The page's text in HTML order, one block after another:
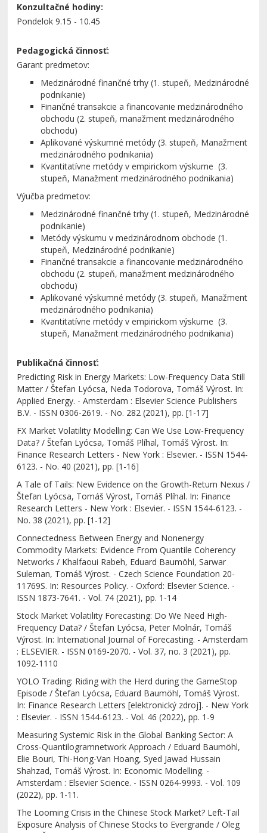
Konzultačné hodiny:
Pondelok 9.15 - 10.45
Pedagogická činnosť:
Garant predmetov:
Medzinárodné finančné trhy (1. stupeň, Medzinárodné
podnikanie)
Finančné transakcie a financovanie medzinárodného
obchodu (2. stupeň, manažment medzinárodného
obchodu)
Aplikované výskumné metódy (3. stupeň, Manažment
medzinárodného podnikania)
Kvantitatívne metódy v empirickom výskume (3.
stupeň, Manažment medzinárodného podnikania)
Výučba predmetov:
Medzinárodné finančné trhy (1. stupeň, Medzinárodné
podnikanie)
Metódy výskumu v medzinárodnom obchode (1.
stupeň, Medzinárodné podnikanie)
Finančné transakcie a financovanie medzinárodného
obchodu (2. stupeň, manažment medzinárodného
obchodu)
Aplikované výskumné metódy (3. stupeň, Manažment
medzinárodného podnikania)
Kvantitatívne metódy v empirickom výskume (3.
stupeň, Manažment medzinárodného podnikania)
Publikačná činnosť:
Predicting Risk in Energy Markets: Low-Frequency Data Still
Matter / Štefan Lyócsa, Neda Todorova, Tomáš Výrost. In:
Applied Energy. - Amsterdam : Elsevier Science Publishers
B.V. - ISSN 0306-2619. - No. 282 (2021), pp. [1-17]
FX Market Volatility Modelling: Can We Use Low-Frequency
Data? / Štefan Lyócsa, Tomáš Plíhal, Tomáš Výrost. In:
Finance Research Letters - New York : Elsevier. - ISSN 1544-
6123. - No. 40 (2021), pp. [1-16]
A Tale of Tails: New Evidence on the Growth-Return Nexus /
Štefan Lyócsa, Tomáš Výrost, Tomáš Plíhal. In: Finance
Research Letters - New York : Elsevier. - ISSN 1544-6123. -
No. 38 (2021), pp. [1-12]
Connectedness Between Energy and Nonenergy
Commodity Markets: Evidence From Quantile Coherency
Networks / Khalfaoui Rabeh, Eduard Baumöhl, Sarwar
Suleman, Tomáš Výrost. - Czech Science Foundation 20-
11769S. In: Resources Policy. - Oxford: Elsevier Science. -
ISSN 1873-7641. - Vol. 74 (2021), pp. 1-14
Stock Market Volatility Forecasting: Do We Need High-
Frequency Data? / Štefan Lyócsa, Peter Molnár, Tomáš
Výrost. In: International Journal of Forecasting. - Amsterdam
: ELSEVIER. - ISSN 0169-2070. - Vol. 37, no. 3 (2021), pp.
1092-1110
YOLO Trading: Riding with the Herd during the GameStop
Episode / Štefan Lyócsa, Eduard Baumöhl, Tomáš Výrost.
In: Finance Research Letters [elektronický zdroj]. - New York
: Elsevier. - ISSN 1544-6123. - Vol. 46 (2022), pp. 1-9
Measuring Systemic Risk in the Global Banking Sector: A
Cross-Quantilogramnetwork Approach / Eduard Baumöhl,
Elie Bouri, Thi-Hong-Van Hoang, Syed Jawad Hussain
Shahzad, Tomáš Výrost. In: Economic Modelling. -
Amsterdam : Elsevier Science. - ISSN 0264-9993. - Vol. 109
(2022), pp. 1-11.
The Looming Crisis in the Chinese Stock Market? Left-Tail
Exposure Analysis of Chinese Stocks to Evergrande / Oleg